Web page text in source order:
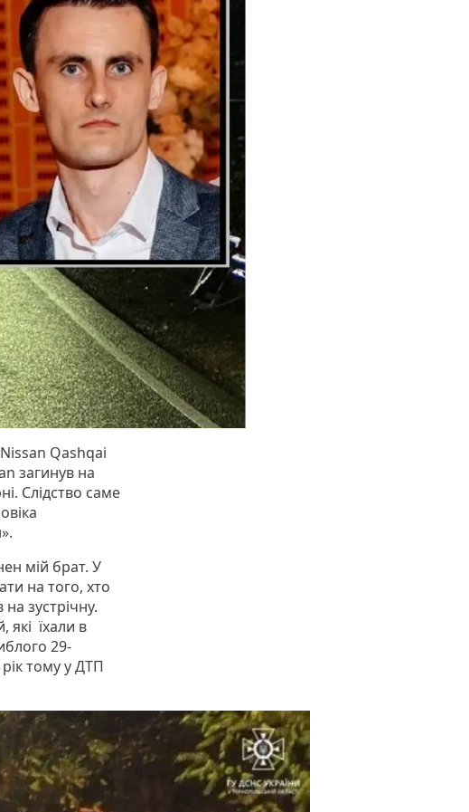
Qashqai
загинув на
Слідство саме
мій брат. У
на того, хто
зустрічну.
які їхали в
29-
тому у ДТП